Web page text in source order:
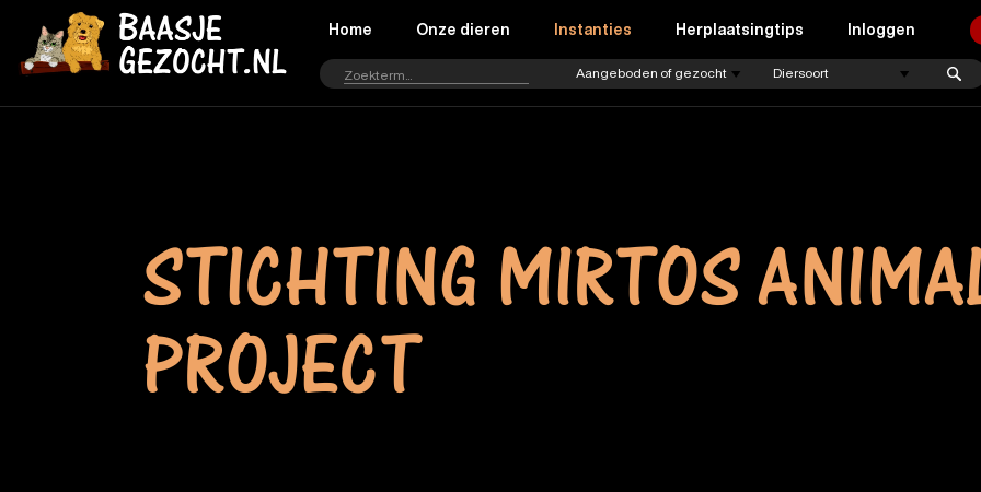
Home Onze dieren Instanties Herplaatsingtips Inloggen
STICHTING MIRTOS
PROJECT